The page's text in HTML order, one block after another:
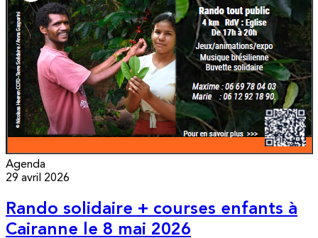
Agenda
29 avril 2026
Rando solidaire + courses enfants à
Cairanne le 8 mai 2026